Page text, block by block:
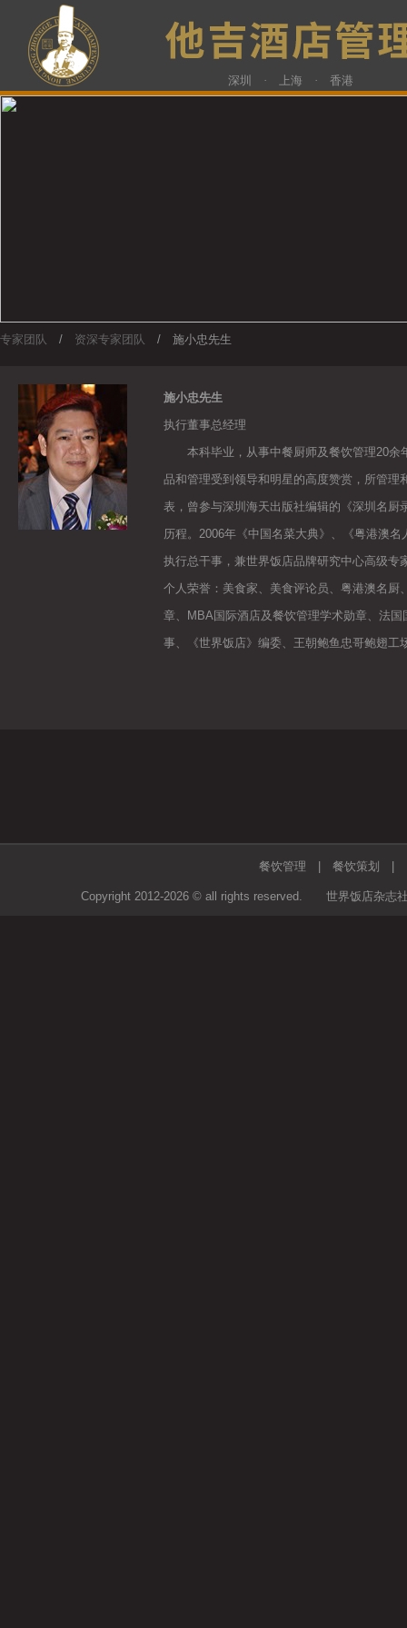
深圳 · 上海 · 香港
专家团队 / 资深专家团队 / 施小忠先生
施小忠先生
执行董事总经理
本科毕业，从事中餐厨师及餐饮管理20余
品和管理受到领导和明星的高度赞赏，所管
表，曾参与深圳海天出版社编辑的《深圳名
历程。2006年《中国名菜大典》、《粤港澳
执行总干事，兼世界饭店品牌研究中心高级专
个人荣誉：美食家、美食评论员、粤港澳名
章、MBA国际酒店及餐饮管理学术勋章、法
事、《世界饭店》编委、王朝鲍鱼忠哥鲍翅工
餐饮管理 餐饮策划
Copyright 2012-2026 © all rights reserved. 世界饭店杂志